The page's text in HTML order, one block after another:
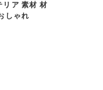
リア 素材 材
しゃれ